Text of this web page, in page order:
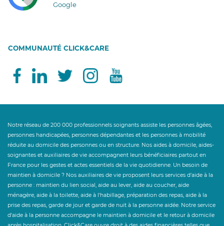
Google
COMMUNAUTÉ CLICK&CARE
Notre réseau de 200 000 professionnels soignants assiste les personnes âgées,
personnes handicapées, personnes dépendantes et les personnes à mobilité
réduite au domicile des personnes ou en structure. Nos aides à domicile, aides-
soignantes et auxiliaires de vie accompagnent leurs bénéficiaires partout en
France pour les gestes et actes essentiels de la vie quotidienne. Un besoin de
maintien à domicile ? Nos auxiliaires de vie proposent leurs services d'aide à la
personne : maintien du lien social, aide au lever, aide au coucher, aide
ménagère, aide à la toilette, aide à l'habillage, préparation des repas, aide à la
prise des repas, garde de jour et garde de nuit à la personne aidée. Notre service
d'aide à la personne accompagne le maintien à domicile et le retour à domicile